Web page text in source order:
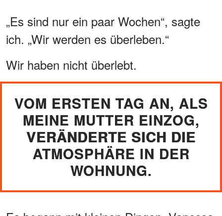
„Es sind nur ein paar Wochen“, sagte
ich. „Wir werden es überleben.“
Wir haben nicht überlebt.
VOM ERSTEN TAG AN, ALS
MEINE MUTTER EINZOG,
VERÄNDERTE SICH DIE
ATMOSPHÄRE IN DER
WOHNUNG.